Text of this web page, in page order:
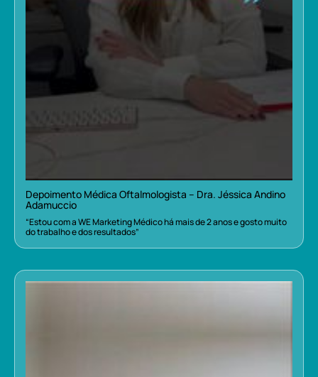
Depoimento Médica Oftalmologista – Dra. Jéssica Andino
Adamuccio
“Estou com a WE Marketing Médico há mais de 2 anos e gosto muito
do trabalho e dos resultados”